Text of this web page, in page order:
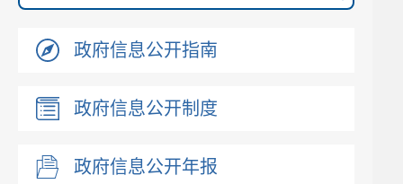
政府信息公开指南
政府信息公开制度
政府信息公开年报